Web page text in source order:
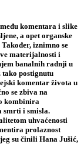
komentara i slike
a opet organske
iznimno se
materijalnosti i
banalnih radnji u
postignutu
komentar života u
se zbiva na
kombinira
smrti i smisla.
uhvaćenosti
prolaznost
su činili Hana Jušić,